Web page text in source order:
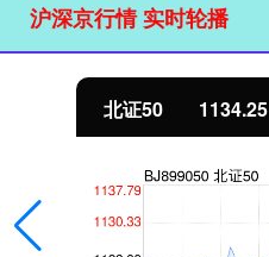
沪深京行情 实时轮播
北证50 1134.25